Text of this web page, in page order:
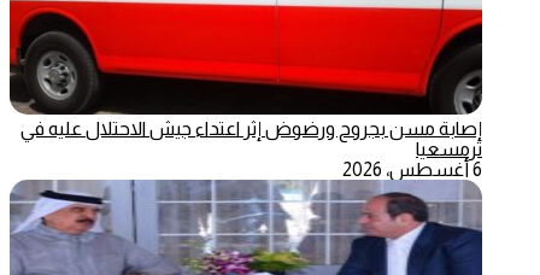
إصابة مسن بجروح ورضوض إثر اعتداء جيش الاحتلال عليه في
ترمسعيا
6 أغسطس، 2026